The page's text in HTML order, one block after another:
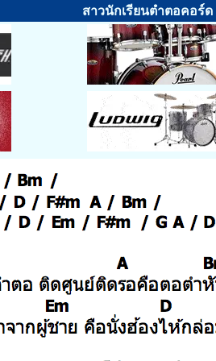
สาวนักเรียนตำตอคอร์